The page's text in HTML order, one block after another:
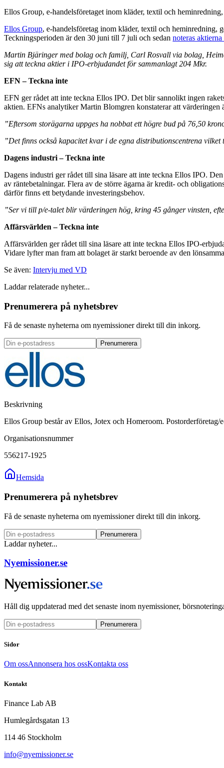
Ellos Group, e-handelsföretaget inom kläder, textil och
Ellos Group, e-handelsföretag inom kläder, textil och heminredning,
Teckningsperioden är den 30 juni till 7 juli och sedan noteras
Martin Bjäringer med bolag och familj, Carl Rosvall via bolag,
sig att teckna aktier i IPO-erbjudandet för sammanlagt 204 Mkr.
EFN – Teckna inte
EFN ger rådet att inte teckna Ellos IPO. Det blir sannolikt ingen
aktien. EFNs analytiker Martin Blomgren konstaterar att
”Eftersom storägarna uppges ha nobbat ett högre bud på 76,50
”Det finns också kapacitet kvar i de egna distributionscentrena
Dagens industri – Teckna inte
Dagens industri ger rådet till sina läsare att inte teckna Ellos IPO.
av räntebetalningar. Flera av de större ägarna är kredit- och
därför finns ett betydande investeringsbehov.
”Ser vi till p/e-talet blir värderingen hög, kring 45 gånger vinsten,
Affärsvärlden – Teckna inte
Affärsvärlden ger rådet till sina läsare att inte teckna Ellos IPO-
Vidare lyfter man fram att bolaget är starkt beroende av den
Se även: Intervju med VD
Laddar relaterade nyheter...
Prenumerera på nyhetsbrev
Få de senaste nyheterna om nyemissioner direkt till din inkorg.
Prenumerera
Beskrivning
Ellos Group består av Ellos, Jotex och Homeroom.
Organisationsnummer
556217-1925
Hemsida
Prenumerera på nyhetsbrev
Få de senaste nyheterna om nyemissioner direkt till din inkorg.
Prenumerera
Laddar nyheter...
Nyemissioner.se
Håll dig uppdaterad med det senaste inom nyemissioner,
Prenumerera
Sidor
Om ossAnnonsera hos ossKontakta oss
Kontakt
Finance Lab AB
Humlegårdsgatan 13
114 46 Stockholm
info@nyemissioner.se